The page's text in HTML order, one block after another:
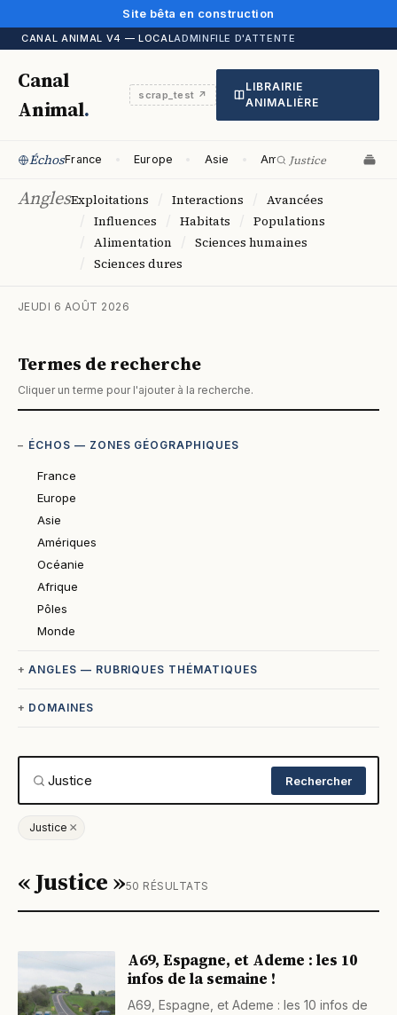
Site bêta en construction
CANAL ANIMAL V4 — LOCALADMINFILE D'ATTENTE
Canal
Animal.
scrap_test ↗
LIBRAIRIE
ANIMALIÈRE
ÉchosFrance Europe Asie Amériques Océanie
AnglesExploitations Interactions Avancées
Influences Habitats Populations
Alimentation Sciences humaines
Sciences dures
JEUDI 6 AOÛT 2026
Termes de recherche
Cliquer un terme pour l'ajouter à la recherche.
ÉCHOS — ZONES GÉOGRAPHIQUES
France
Europe
Asie
Amériques
Océanie
Afrique
Pôles
Monde
ANGLES — RUBRIQUES THÉMATIQUES
DOMAINES
Rechercher
Justice ×
« Justice »50 RÉSULTATS
A69, Espagne, et Ademe : les 10
infos de la semaine !
A69, Espagne, et Ademe : les 10 infos de